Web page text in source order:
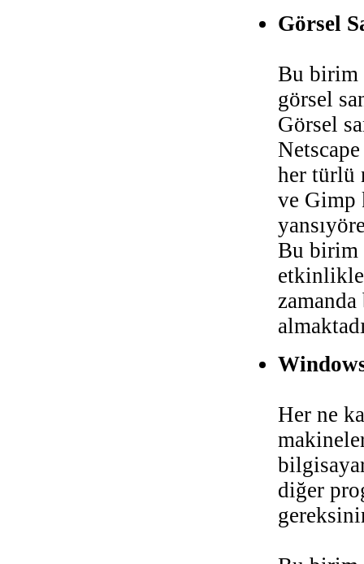
Görsel
Bu birim
görsel
Görsel
her türlü
ve Gimp
Bu birim
Her ne
diğer